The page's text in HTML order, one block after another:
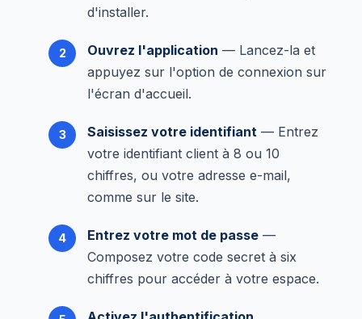
d'installer.
Ouvrez l'application — Lancez-la et
appuyez sur l'option de connexion sur
l'écran d'accueil.
Saisissez votre identifiant — Entrez
votre identifiant client à 8 ou 10
chiffres, ou votre adresse e-mail,
comme sur le site.
Entrez votre mot de passe —
Composez votre code secret à six
chiffres pour accéder à votre espace.